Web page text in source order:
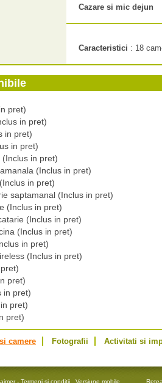
Cazare si mic dejun
Caracteristici : 18
pret)
in pret)
in pret)
in pret)
in pret)
(Inclus in pret)
in pret)
saptamanal (Inclus in pret)
(Inclus in pret)
(Inclus in pret)
(Inclus in pret)
in pret)
(Inclus in pret)
pret)
in pret)
pret)
pret)
camere Fotografii Activitati si
- Termeni si conditii Versiune mobile